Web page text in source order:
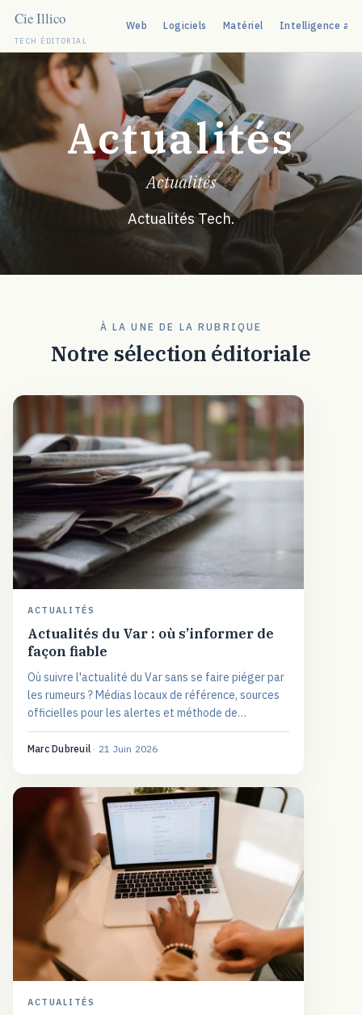
TECH ÉDITORIAL
Web Logiciels Matériel Intelligence
contenu
Actualités
Actualités
Actualités Tech.
À LA UNE DE LA RUBRIQUE
Notre sélection éditoriale
ACTUALITÉS
Actualités du Var : où s’informer de
façon fiable
Où suivre l'actualité du Var sans se faire piéger par
les rumeurs ? Médias locaux de référence, sources
officielles pour les alertes et méthode de
vérification : un guide durable pour s'informer sur le
département 83.
Marc Dubreuil · 21 Juin 2026
ACTUALITÉS